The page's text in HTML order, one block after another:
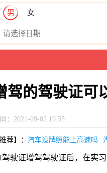
男 女
驾的驾驶证可
：2021-09-02 19:35
推荐】： 汽车没牌照能上高速吗
驾驶证增驾驾驶证后，在实